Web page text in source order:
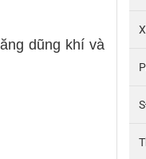
dũng khí và